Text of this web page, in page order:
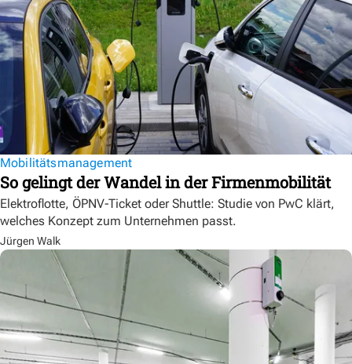
Mobilitätsmanagement
So gelingt der Wandel in der Firmenmobilität
Elektroflotte, ÖPNV-Ticket oder Shuttle: Studie von PwC klärt,
welches Konzept zum Unternehmen passt.
Jürgen Walk